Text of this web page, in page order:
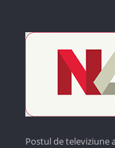
Postul de televiziune